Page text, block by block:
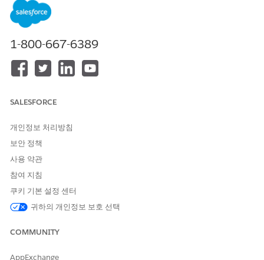
인테이크 특성
이 템플릿의 인테이크 양식은 직원에게 다음 세부 사항을 수집합니
다.
소스 위치 ARN: 백업을 위한 소스 위치의 Amazon 리소스 이름
입니다.
수동 처리
이 서비스 프로세스는 수동 처리를 위한 요청을 IT 팀에 라우팅합니
다. 관리자 승인 또는 자동 처리와 같은 사용자 정의 논리를 포함하
도록 Flow Builder에서 플로를 구축할 수 있습니다.
을 참조하세요.
이 템플릿에는 인테이크 또는 처리를 위한 사전 구성된 통합이 포함
리하는 방법을 정의하는 커넥터를 사용하여 사용자 정의 플로를 만
1-800-667-6389
SALESFORCE
개인정보 처리방침
보안 정책
사용 약관
참여 지침
쿠키 기본 설정 센터
귀하의 개인정보 보호 선택
COMMUNITY
AppExchange